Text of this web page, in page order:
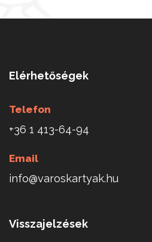
Elérhetőségek
Telefon
+36 1 413-64-94
Email
info@varoskartyak.hu
Visszajelzések